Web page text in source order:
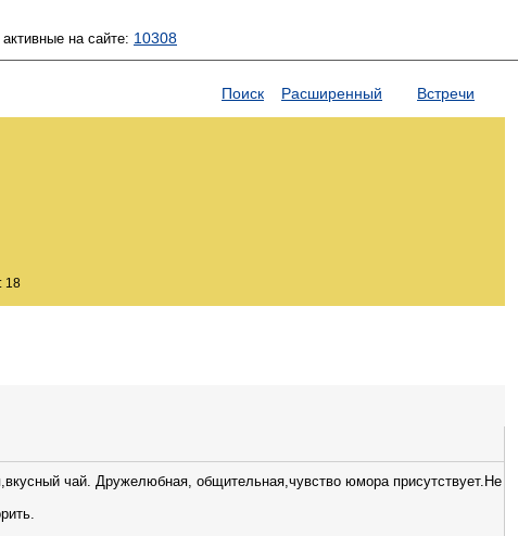
активные на сайте: 10308
Поиск Расширенный Встречи
18
чай. Дружелюбная, общительная,чувство юмора присутствует.Не